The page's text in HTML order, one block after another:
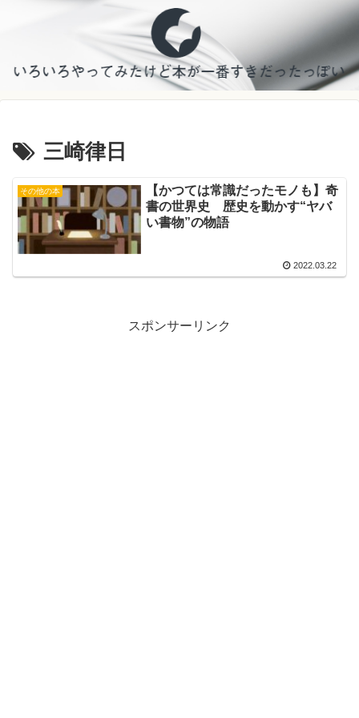
三崎律日
その他の本
【かつては常識だったモノも】奇
書の世界史 歴史を動かす“ヤバ
い書物”の物語
2022.03.22
スポンサーリンク